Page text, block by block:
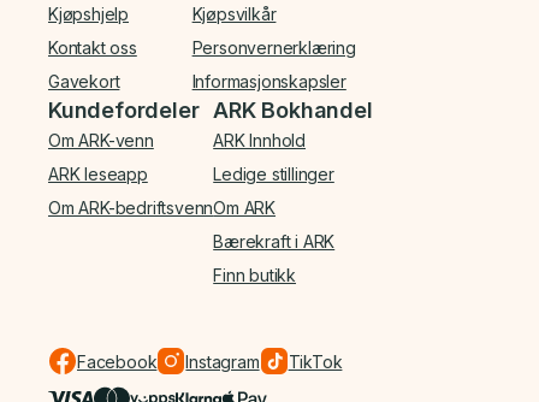
Kjøpshjelp
Kontakt oss
Gavekort
Kjøpsvilkår
Personvernerklæring
Informasjonskapsler
Kundefordeler
Om ARK-venn
ARK leseapp
Om ARK-bedriftsvenn
ARK Bokhandel
ARK Innhold
Ledige stillinger
Om ARK
Bærekraft i ARK
Finn butikk
Facebook Instagram TikTok